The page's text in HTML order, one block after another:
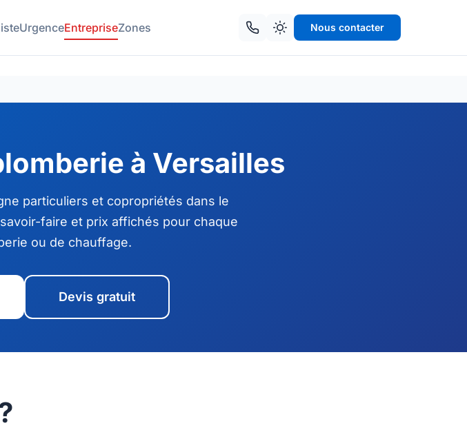
UrgenceEntrepriseZones Nous contacter
à Versailles
particuliers et copropriétés dans le
savoir-faire et prix affichés pour chaque
ou de chauffage.
Devis gratuit